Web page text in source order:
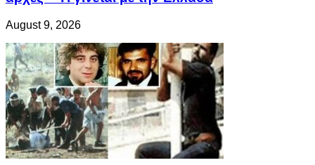
Κεντρική Ευρώπη: Η ξηρασία εξαπλώνεται σε
όλη τη «γηραιά» ήπειρο – Σε συναγερμό οι
αρχές – Τί γίνεται με την Ελλάδα
August 9, 2026